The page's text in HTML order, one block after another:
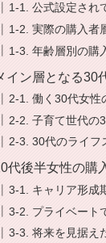
1-1. 公式設定され
1-2. 実際の購入者
1-3. 年齢層別の購
イン層となる30
2-1. 働く30代女性
2-2. 子育て世代の
2-3. 30代のライフ
代後半女性の購
3-1. キャリア形成
3-2. プライベート
3-3. 将来を見据え